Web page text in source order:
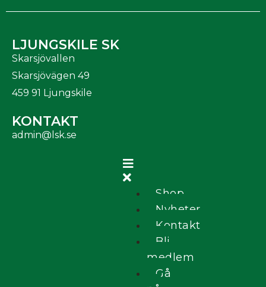
LJUNGSKILE SK
Skarsjövallen
Skarsjövägen 49
459 91 Ljungskile
KONTAKT
admin@lsk.se
Shop
Nyheter
Kontakt
Bli
medlem
Gå